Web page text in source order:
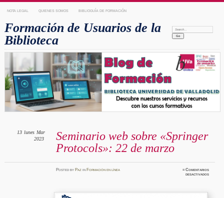
NOTA LEGAL QUIENES SOMOS BIBLIOGUÍA DE FORMACIÓN
Formación de Usuarios de la
Biblioteca
Search:
Seminario web sobre «Springer
Protocols»: 22 de marzo
13 lunes Mar
2023
PostedbyPaz inFormación en línea ≈Comentarios
desactivadosen